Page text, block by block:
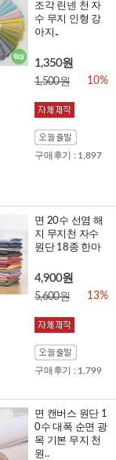
조각 린넨 천 자
수 무지 인형 강
아지..
1,350원
1,500원 10%
구매후기 : 1,897
면 20수 선염 해
지 무지천 자수
원단 18종 한마
4,900원
5,600원 13%
구매후기 : 1,799
면 캔버스 원단 1
0수 대폭 순면 광
목 기본 무지 천
원..